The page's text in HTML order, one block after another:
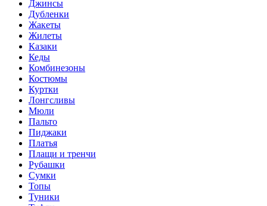
Джинсы
Дубленки
Жакеты
Жилеты
Казаки
Кеды
Комбинезоны
Костюмы
Куртки
Лонгсливы
Мюли
Пальто
Пиджаки
Платья
Плащи и тренчи
Рубашки
Сумки
Топы
Туники